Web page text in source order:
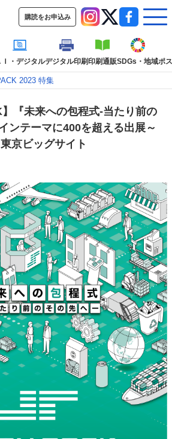
購読をお申込み
Ｉ・デジタルデジタル印刷印刷通販SDGs・地域ポ
特集記事
動画コンテンツ
クション
ジタル デジタル印刷
印刷通販
ビジネス イベント 信用情報
業界
異動・訃報
で勝負！ ～多様なビジネス・多彩な商材～
中古印刷機・製本機特集
2022 検査・校正特集
長軌道を描く
語集 印刷機材年鑑
入申し込み
サイトポリシー
2023 特集
】『未来への包程式-当たり前の
ンテーマに400を超える出展～
京ビッグサイト